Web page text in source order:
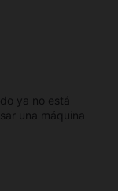
ya no está
una máquina